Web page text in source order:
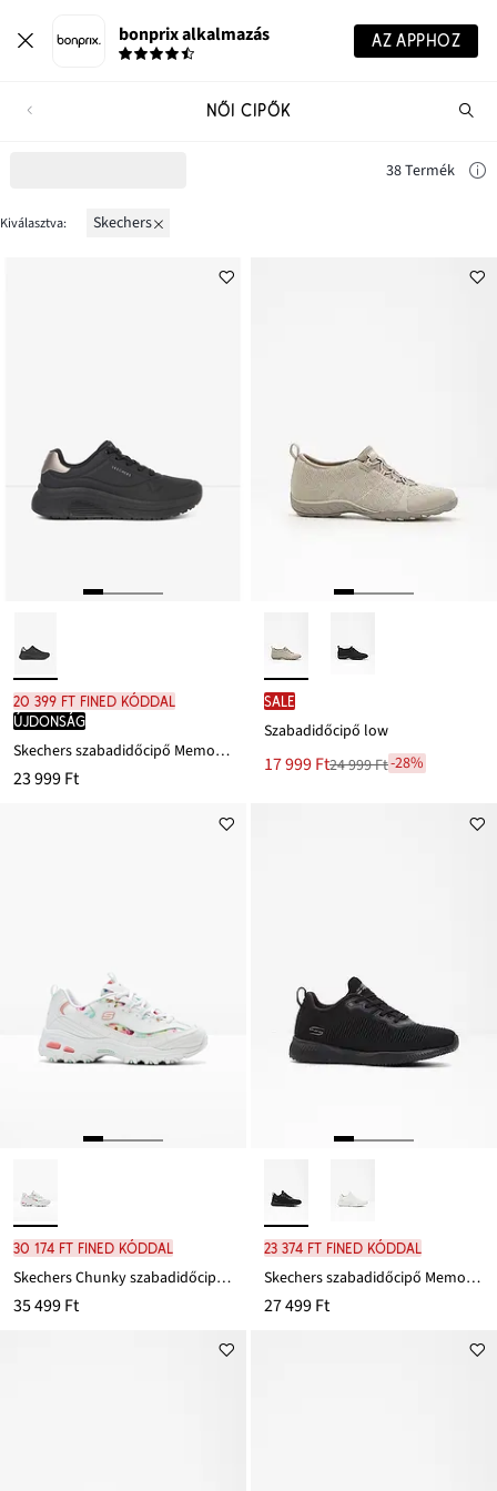
bonprix alkalmazás AZ APPHOZ
NŐI CIPŐK
38 Termék
Kiválasztva: Skechers
20 399 Ft FINED kóddal
újdonság
Skechers szabadidőcipő Memory habszivaccsal
23 999 Ft
SALE
Szabadidőcipő low
Új
17 999 Ft
Leárazva24 999 Ft-28%
30 174 Ft FINED kóddal
Skechers Chunky szabadidőcipő Memory habszivaccsal
35 499 Ft
23 374 Ft FINED kóddal
Skechers szabadidőcipő Memory habszivaccsal
27 499 Ft